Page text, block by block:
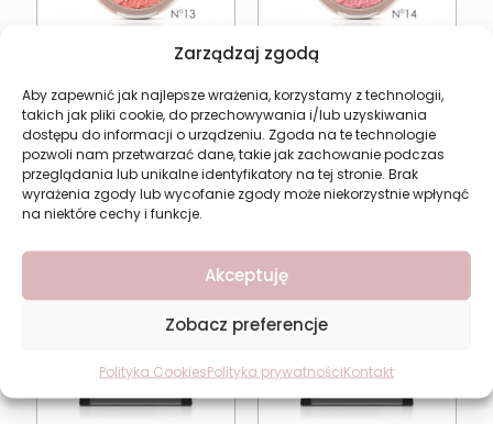
Zarządzaj zgodą
Aby zapewnić jak najlepsze wrażenia, korzystamy z technologii,
takich jak pliki cookie, do przechowywania i/lub uzyskiwania
dostępu do informacji o urządzeniu. Zgoda na te technologie
pozwoli nam przetwarzać dane, takie jak zachowanie podczas
przeglądania lub unikalne identyfikatory na tej stronie. Brak
wyrażenia zgody lub wycofanie zgody może niekorzystnie wpłynąć
na niektóre cechy i funkcje.
Akceptuję
Zobacz preferencje
Polityka CookiesPolityka prywatnościKontakt
Róż do policzków
Revers PURE MINERAL
BLUSH 13 prasowany
12,05zł
Dodaj do koszyka
Róż do policzków
Revers PURE MINERAL
BLUSH 14 prasowany
12,05zł
Dodaj do koszyka